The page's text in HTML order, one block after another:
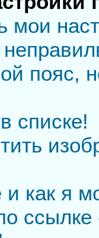
мои
пояс,
списке!
как я